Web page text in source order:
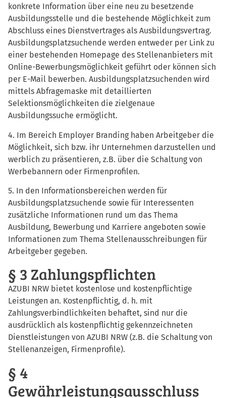
konkrete Information über eine neu zu besetzende
Ausbildungsstelle und die bestehende Möglichkeit zum
Abschluss eines Dienstvertrages als Ausbildungsvertrag.
Ausbildungsplatzsuchende werden entweder per Link zu
einer bestehenden Homepage des Stellenanbieters mit
Online-Bewerbungsmöglichkeit geführt oder können sich
per E-Mail bewerben. Ausbildungsplatzsuchenden wird
mittels Abfragemaske mit detaillierten
Selektionsmöglichkeiten die zielgenaue
Ausbildungssuche ermöglicht.
4. Im Bereich Employer Branding haben Arbeitgeber die
Möglichkeit, sich bzw. ihr Unternehmen darzustellen und
werblich zu präsentieren, z.B. über die Schaltung von
Werbebannern oder Firmenprofilen.
5. In den Informationsbereichen werden für
Ausbildungsplatzsuchende sowie für Interessenten
zusätzliche Informationen rund um das Thema
Ausbildung, Bewerbung und Karriere angeboten sowie
Informationen zum Thema Stellenausschreibungen für
Arbeitgeber gegeben.
§ 3 Zahlungspflichten
AZUBI NRW bietet kostenlose und kostenpflichtige
Leistungen an. Kostenpflichtig, d. h. mit
Zahlungsverbindlichkeiten behaftet, sind nur die
ausdrücklich als kostenpflichtig gekennzeichneten
Dienstleistungen von AZUBI NRW (z.B. die Schaltung von
Stellenanzeigen, Firmenprofile).
§ 4
Gewährleistungsausschluss